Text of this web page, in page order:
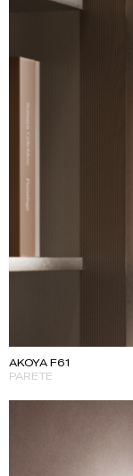
AKOYA F61
PARETE